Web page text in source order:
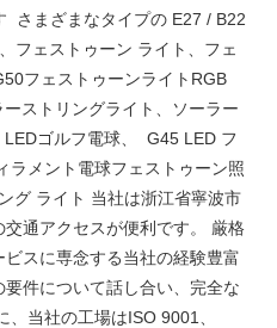
さまざまなタイプの E27 / B22
フェストゥーン ライト、フェ
フェストゥーンライトRGB
ストリングライト、ソーラー
ゴルフ電球、 G45 LED フ
ラメント電球フェストゥーン照
グ ライト 当社は浙江省寧波市
通アクセスが便利です。 厳格
スに専念する当社の経験豊富
件について話し合い、完全な
当社の工場はISO 9001、